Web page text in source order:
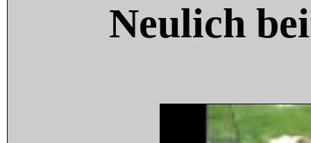
Neulich